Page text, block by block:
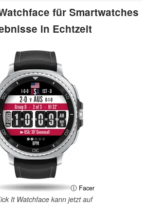
für Smartwatches
in Echtzeit
ⓘ Facer
It Watchface kann jetzt auf